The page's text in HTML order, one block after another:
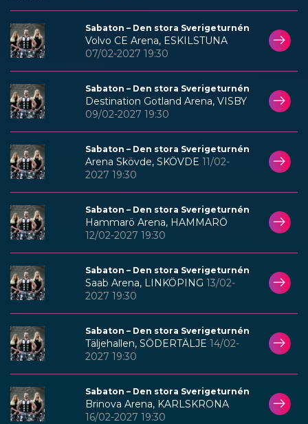
Sabaton – Den stora Sverigeturnén
Volvo CE Arena, ESKILSTUNA
07/02-2027 19:30
Sabaton – Den stora Sverigeturnén
Destination Gotland Arena, VISBY
09/02-2027 19:30
Sabaton – Den stora Sverigeturnén
Arena Skövde, SKÖVDE 11/02-
2027 19:30
Sabaton – Den stora Sverigeturnén
Hammarö Arena, HAMMARÖ
12/02-2027 19:30
Sabaton – Den stora Sverigeturnén
Saab Arena, LINKÖPING 13/02-
2027 19:30
Sabaton – Den stora Sverigeturnén
Täljehallen, SÖDERTÄLJE 14/02-
2027 19:30
Sabaton – Den stora Sverigeturnén
Brinova Arena, KARLSKRONA
16/02-2027 19:30